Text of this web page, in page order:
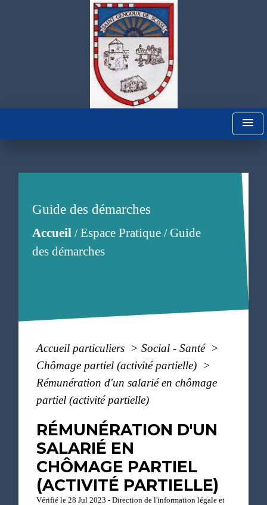
menu
Guide des démarches
Accueil/Espace Pratique/Guide
des démarches
Accueil particuliers > Social - Santé >
Chômage partiel (activité partielle) >
Rémunération d'un salarié en chômage
partiel (activité partielle)
RÉMUNÉRATION D'UN
SALARIÉ EN
CHÔMAGE PARTIEL
(ACTIVITÉ PARTIELLE)
Vérifié le 28 Jul 2023 - Direction de l'information légale et